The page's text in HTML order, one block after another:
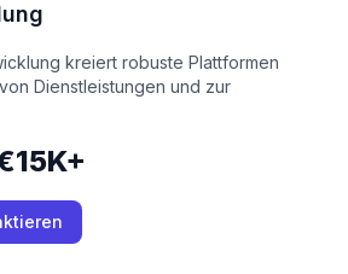
kreiert robuste Plattformen
Dienstleistungen und zur